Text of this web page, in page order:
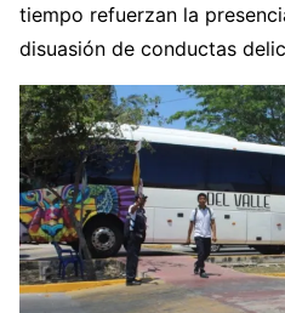
tiempo refuerzan la
disuasión de conductas